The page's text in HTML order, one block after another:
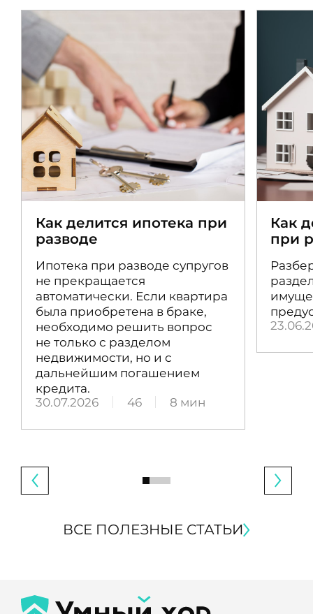
Как делится ипотека при
разводе
Ипотека при разводе супругов
не прекращается
автоматически. Если квартира
была приобретена в браке,
необходимо решить вопрос
не только с разделом
недвижимости, но и с
дальнейшим погашением
кредита.
30.07.2026
46 8 мин
Как
при
ВСЕ ПОЛЕЗНЫЕ СТАТЬИ